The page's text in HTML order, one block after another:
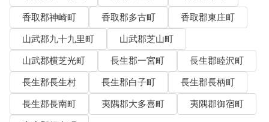
香取郡神崎町
香取郡多古町
香取郡東庄町
山武郡九十九里町
山武郡芝山町
山武郡横芝光町
長生郡一宮町
長生郡睦沢町
長生郡長生村
長生郡白子町
長生郡長柄町
長生郡長南町
夷隅郡大多喜町
夷隅郡御宿町